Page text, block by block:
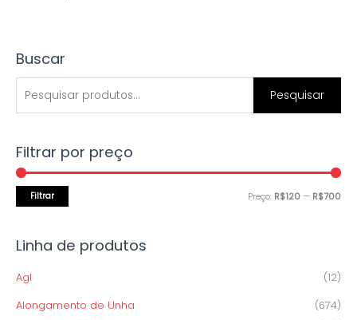
Buscar
P
e
u
i
r
o
r
Pesquisar
Filtrar por preço
rr
Filtrar Preço: R$120— R$700
Linha de produtos
Agl (12)
Alongamento de Unha
(674)